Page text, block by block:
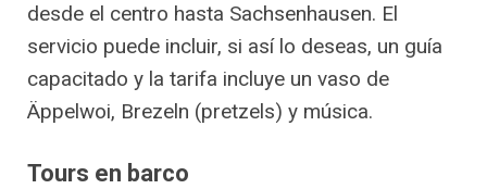
desde el centro hasta Sachsenhausen. El
servicio puede incluir, si así lo deseas, un guía
capacitado y la tarifa incluye un vaso de
Äppelwoi, Brezeln (pretzels) y música.
Tours en barco